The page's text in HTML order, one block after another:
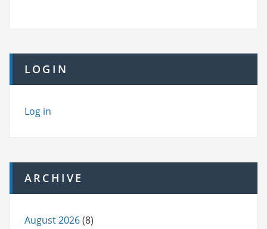
LOGIN
Log in
ARCHIVE
August 2026(8)